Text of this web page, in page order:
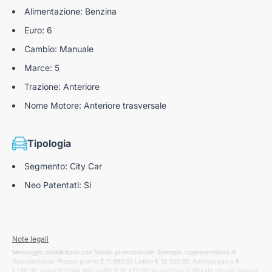
Alimentazione: Benzina
Euro: 6
Cambio: Manuale
Marce: 5
Trazione: Anteriore
Nome Motore: Anteriore trasversale
Tipologia
Segmento: City Car
Neo Patentati: Si
Note legali
Messaggio pubblicitario con finalità promozionale. Esempio rappresentativo di
finanziamento: Prezzo promo € 11.880,00 Listino € 13.200,00; Anticipo pari a €
1.780,00. Importo totale del credito € 10.423,00 da restituire in 96 rate mensili ognuna